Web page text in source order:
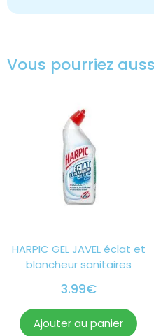
Vous pourriez
HARPIC GEL JAVEL éclat et
blancheur sanitaires
3.99€
Ajouter au panier